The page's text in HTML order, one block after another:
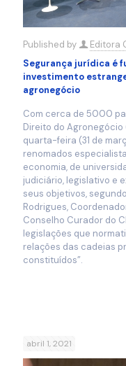
Published by
Editora
Segurança jurídica é
investimento
agronegócio
Com cerca de 5000
Direito do
quarta-feira (31 de
renomados
economia, de
judiciário, legislativo e
seus objetivos,
Rodrigues,
Conselho Curador do
legislações que
relações das cadeias
constituídos”.
abril 1, 2021